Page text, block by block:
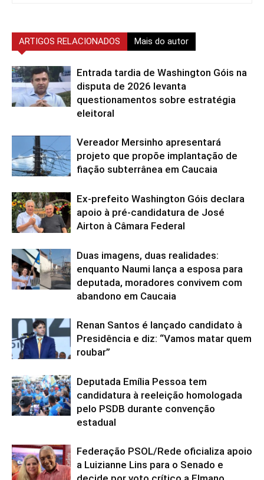
ARTIGOS RELACIONADOS Mais do autor
Entrada tardia de Washington Góis na
disputa de 2026 levanta
questionamentos sobre estratégia
eleitoral
Vereador Mersinho apresentará
projeto que propõe implantação de
fiação subterrânea em Caucaia
Ex-prefeito Washington Góis declara
apoio à pré-candidatura de José
Airton à Câmara Federal
Duas imagens, duas realidades:
enquanto Naumi lança a esposa para
deputada, moradores convivem com
abandono em Caucaia
Renan Santos é lançado candidato à
Presidência e diz: “Vamos matar quem
roubar”
Deputada Emília Pessoa tem
candidatura à reeleição homologada
pelo PSDB durante convenção
estadual
Federação PSOL/Rede oficializa apoio
a Luizianne Lins para o Senado e